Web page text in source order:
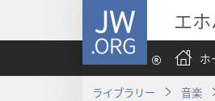
JW.ORG エ
ホ
ライブラリー 音楽